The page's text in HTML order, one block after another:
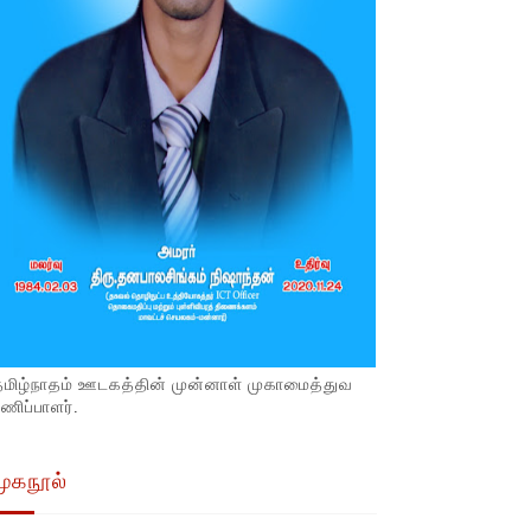
ஊடகத்தின் முன்னாள் முகாமைத்துவ